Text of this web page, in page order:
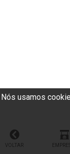
Nós usamos
VOLTAR